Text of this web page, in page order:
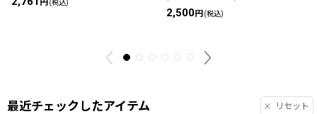
円 (税込)
2,500円 (税込)
最近チェックしたアイテム リセット